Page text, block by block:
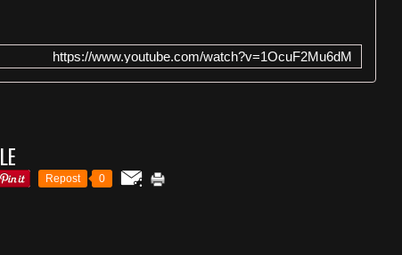
https://www.youtube.com/watch?v=1OcuF2Mu6dM
Repost 0